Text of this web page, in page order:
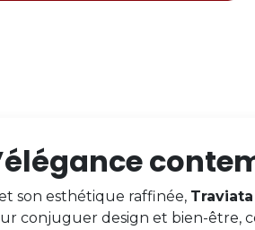
son esthétique raffinée, Traviata
conjuguer design et bien-être,